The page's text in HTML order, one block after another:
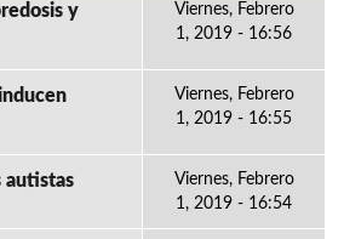
y
Viernes, Febrero
1, 2019 - 16:56
Viernes, Febrero
1, 2019 - 16:55
autistas
Viernes, Febrero
1, 2019 - 16:54